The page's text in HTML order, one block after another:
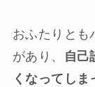
おふたりとも
があり、
自己
くなってしま